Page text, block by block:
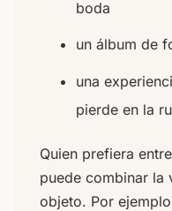
boda
un álbum de
una
pierde en la
Quien prefiera
puede combinar la
objeto. Por